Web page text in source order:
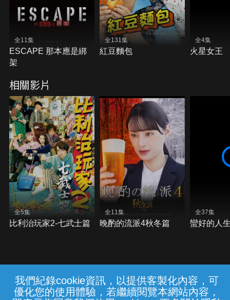
我們紀錄cookie資訊，以提供客製化內容，可
優化您的使用體驗，若繼續閱覽本網站內容，
全11集
ESCAPE 那本應是綁
架
全131集
紅豆麵包
全4集
火星女王
相關影片
全5集
比利治玩家2-七武士篇
全11集
晚酌的流派4秋冬篇
全37集
蠻好的人
常見問題 線上客服 服務條款 隱私權保護
{{notifyMsg}}